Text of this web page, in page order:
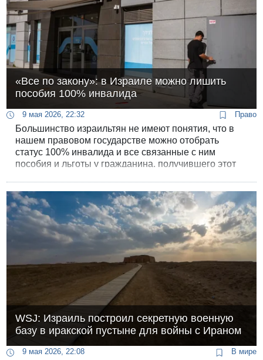
«Все по закону»: в Израиле можно лишить
пособия 100% инвалида
9 мая 2026, 22:32 Право
Большинство израильтян не имеют понятия, что в
нашем правовом государстве можно отобрать
статус 100% инвалида и все связанные с ним
пособия и льготы у гражданина, получившего этот
неизлечимого заболевания.
WSJ: Израиль построил секретную военную
базу в иракской пустыне для войны с Ираном
9 мая 2026, 22:08 В мире